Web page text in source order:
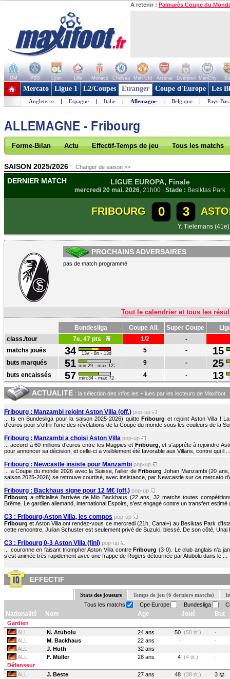
A retenir : Palmarès Coupe du
OM PSG Lyon Lille Monaco Chelsea Man Utd Arsenal Liverpool ManCity
+ de clubs
Mercato Ligue 1 L2/Coupes Etranger Coupe d'Europe Les
Angleterre | Espagne | Italie | Allemagne | Belgique | Pays-Bas
ALLEMAGNE - Fribourg
Forme-Bilan Actu Effectif-Temps de jeu Tous les matchs
SAISON 2025/2026 Changer de saison >>
DERNIER MATCH LIGUE EUROPA, Finale
mercredi 20 mai. 2026, 21h00 | Stade : Besiktas Park
FRIBOURG 0 3
Y. Tielemans (41e)
PROCHAINS ADVERSAIRES
pas de match programmé
Tout le calendrier et tous les
Bundesliga Coupe All. Super Coupe
class./tour
7e, 47 pts 1/2
-
matchs joués
34 13v - 8n - 13d 5 - 15
buts marqués 51 min:29 - max:122 9 - 25
buts encaissés 57 min:34 - max:72 4 - 13
ACTUALITE : la sélection des infos les + lues par les lecteurs de Maxifoot
Fribourg : Manzambi rejoint Aston Villa (off.) pop-up
... ts en Bundesliga pour la saison 2025-2026) quitteFribourg et rejoint Aston Villa !
d'euros pour s'offrir l'une des révélations de la Coupe du monde sous les couleurs de la
Fribourg : Manzambi a choisi Aston Villa pop-up
... accord à 60 millions d'euros entre les Magpies et Fribourg , et s'apprête à rejoindre
pour annoncer sa décision, et celle-ci a visiblement été favorable aux Villans, contre qui il ...
Fribourg : Newcastle insiste pour Manzambi pop-up
... a Coupe du monde 2026 avec la Suisse, l'ailier deFribourg Johan Manzambi (20
saison 2025-2026) se retrouve courtisé, avec insistance, par Newcastle sur ce mercato
Fribourg : Backhaus signe pour 12 M€ (off.) pop-up
Fribourg a officialisé l’arrivée de Mio Backhaus (22 ans, 32 matchs toutes
Brême. Le gardien allemand, international Espoirs, s’est engagé contre un transfert estimé
C3 : Fribourg-Aston Villa, les compos pop-up
Fribourg et Aston Villa ont rendez-vous ce mercredi (21h, Canal+) au Besiktas Park
cette rencontre, Julian Schuster est seulement privé de Suzuki, blessé. De son côté, Unai
C3 : Fribourg 0-3 Aston Villa (fini) pop-up
... couronne en faisant triompher Aston Villa contreFribourg (3-0). Le club anglais n’a
s’est animée très rapidement avec une frappe de Rogers détournée par Atubolu dans le ...
EFFECTIF
Stats des joueurs Temps de jeu (6 derniers matchs)
Tous les matchs
Cpe Europe Bundesliga
Nationalité Nom Age Joué But
Gardien
ALL
N. Atubolu 24 ans 50 (50 tit.)
-
ALL
M. Backhaus 22 ans -
-
ALL
J. Huth 32 ans -
-
ALL
F. Müller 28 ans 4 (4 tit.)
-
Défenseur
ALL
J. Beste 27 ans 48 (38 tit.)
3